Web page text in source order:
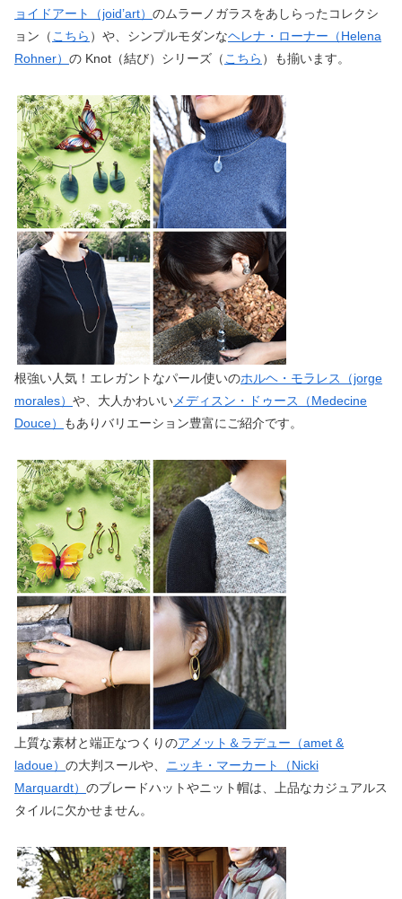
ョイドアート（joid’art） のムラーノガラスをあしらったコレクシ
ョン（ こちら ）や、シンプルモダンなヘレナ・ローナー（Helena
Rohner） の Knot（結び）シリーズ（ こちら ）も揃います。
根強い人気！エレガントなパール使いのホルヘ・モラレス（jorge
morales） や、大人かわいい メディスン・ドゥース（Medecine
Douce）
もありバリエーション豊富にご紹介です。
上質な素材と端正なつくりのアメット＆ラデュー（amet &
ladoue） の大判スールや、 ニッキ・マーカート（Nicki
Marquardt） のブレードハットやニット帽は、上品なカジュアルス
タイルに欠かせません。